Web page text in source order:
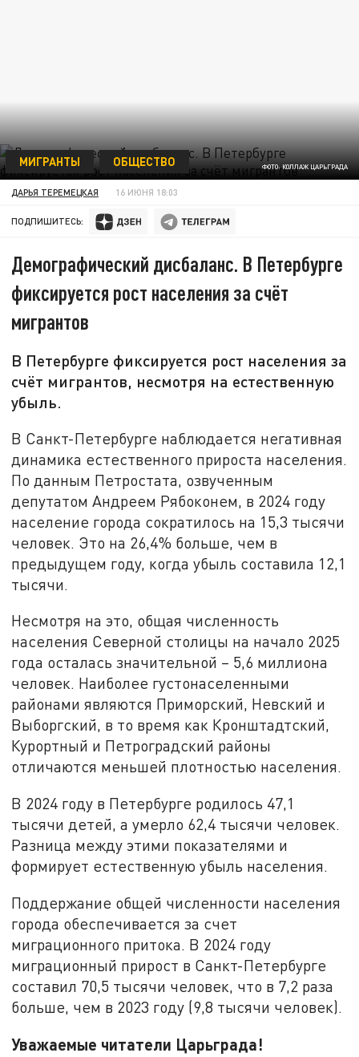
ФОТО: КОЛЛАЖ ЦАРЬГРАДА
МИГРАНТЫ ОБЩЕСТВО
ДАРЬЯ ТЕРЕМЕЦКАЯ 16 ИЮНЯ 18:03
ПОДПИШИТЕСЬ:
Демографический дисбаланс. В Петербурге
фиксируется рост населения за счёт
мигрантов
В Петербурге фиксируется рост населения за
счёт мигрантов, несмотря на естественную
убыль.
В Санкт-Петербурге наблюдается негативная
динамика естественного прироста населения.
По данным Петростата, озвученным
депутатом Андреем Рябоконем, в 2024 году
население города сократилось на 15,3 тысячи
человек. Это на 26,4% больше, чем в
предыдущем году, когда убыль составила 12,1
тысячи.
Несмотря на это, общая численность
населения Северной столицы на начало 2025
года осталась значительной – 5,6 миллиона
человек. Наиболее густонаселенными
районами являются Приморский, Невский и
Выборгский, в то время как Кронштадтский,
Курортный и Петроградский районы
отличаются меньшей плотностью населения.
В 2024 году в Петербурге родилось 47,1
тысячи детей, а умерло 62,4 тысячи человек.
Разница между этими показателями и
формирует естественную убыль населения.
Поддержание общей численности населения
города обеспечивается за счет
миграционного притока. В 2024 году
миграционный прирост в Санкт-Петербурге
составил 70,5 тысячи человек, что в 7,2 раза
больше, чем в 2023 году (9,8 тысячи человек).
Уважаемые читатели Царьграда!